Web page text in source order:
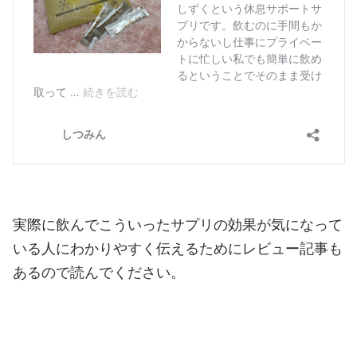
実際に飲んでこういったサプリの効果が気になって
いる人にわかりやすく伝えるためにレビュー記事も
あるので読んでください。